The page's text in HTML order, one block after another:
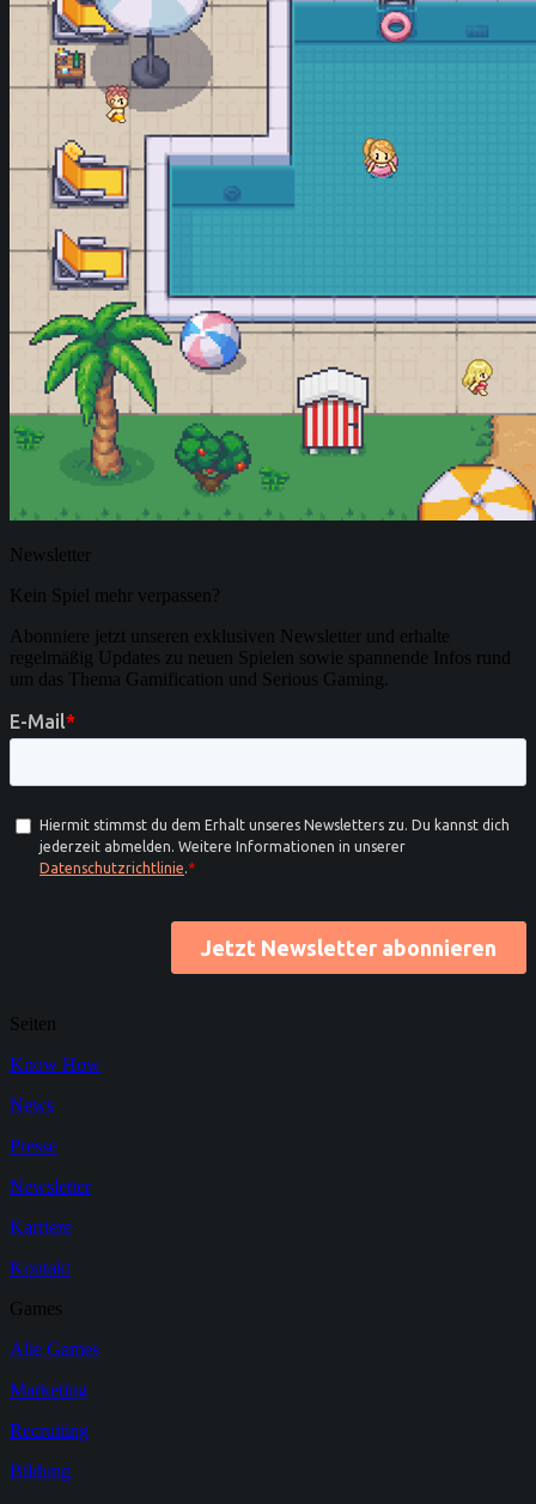
Newsletter
Kein Spiel mehr verpassen?
Abonniere jetzt unseren exklusiven Newsletter und erhalte
regelmäßig Updates zu neuen Spielen sowie spannende Infos rund
um das Thema Gamification und Serious Gaming.
Seiten
Know How
News
Presse
Newsletter
Karriere
Kontakt
Games
Alle Games
Marketing
Recruiting
Bildung